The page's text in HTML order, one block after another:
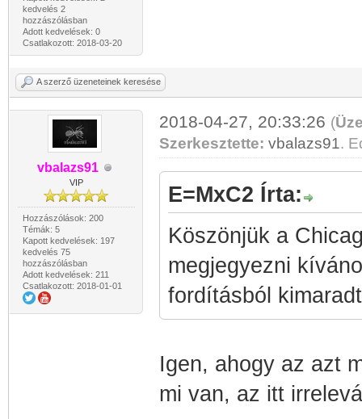
kedvelés 2
hozzászólásban
Adott kedvelések: 0
Csatlakozott: 2018-03-20
A szerző üzeneteinek keresése
vbalazs91
VIP
Hozzászólások: 200
Témák: 5
Kapott kedvelések: 197
kedvelés 75
hozzászólásban
Adott kedvelések: 211
Csatlakozott: 2018-01-01
2018-04-27, 20:33:26 (
Szerkesztette: vbalazs91.
E=MxC2 Írta:
Köszönjük a
megjegyezni
fordításból
Igen, ahogy az azt
mi van, az itt